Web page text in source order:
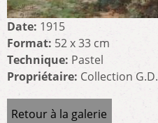
Date: 1915
Format: 52 x 33 cm
Technique: Pastel
Propriétaire: Collection G.D.
Retour à la galerie